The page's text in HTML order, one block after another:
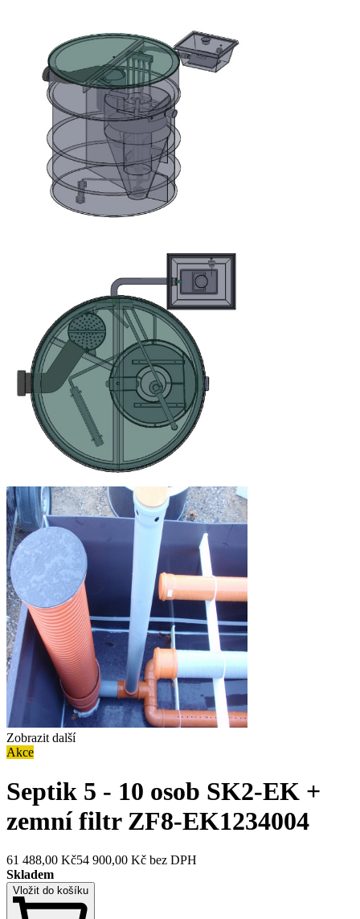
Zobrazit další
Akce
Septik 5 - 10 osob SK2-EK +
zemní filtr ZF8-EK1234004
61 488,00 Kč54 900,00 Kč bez DPH
Skladem
Vložit do košíku